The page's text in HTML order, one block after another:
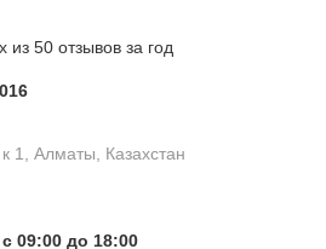
50 отзывов за год
1, Алматы, Казахстан
09:00 до 18:00